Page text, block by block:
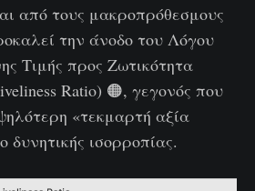
από τους μακροπρόθεσμους
την άνοδο του Λόγου
Τιμής προς Ζωτικότητα
Ratio) 🟠, γεγονός που
«τεκμαρτή αξία
δυνητικής ισορροπίας.